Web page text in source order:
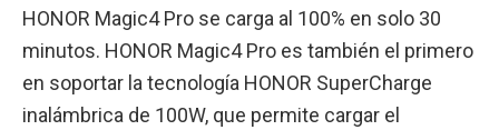
HONOR Magic4 Pro se carga al 100% en solo 30
minutos. HONOR Magic4 Pro es también el primero
en soportar la tecnología HONOR SuperCharge
inalámbrica de 100W, que permite cargar el